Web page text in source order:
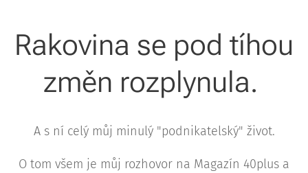
Rakovina se pod tíhou
změn rozplynula.
A s ní celý můj minulý "podnikatelský" život.
O tom všem je můj rozhovor na Magazín 40plus a